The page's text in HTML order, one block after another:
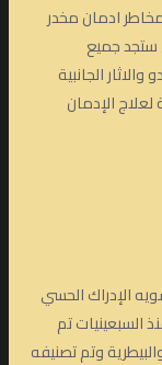
ادمان مخدر
ستجد جميع
الجانبية
الإدمان
الإدراك الحسي
السبعينيات تم
وتم تصنيفه